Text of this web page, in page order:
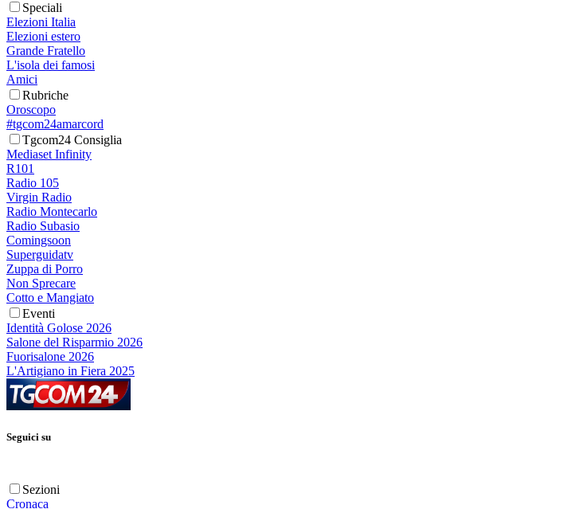
Speciali
Elezioni Italia
Elezioni estero
Grande Fratello
L'isola dei famosi
Amici
Rubriche
Oroscopo
#tgcom24amarcord
Tgcom24 Consiglia
Mediaset Infinity
R101
Radio 105
Virgin Radio
Radio Montecarlo
Radio Subasio
Comingsoon
Superguidatv
Zuppa di Porro
Non Sprecare
Cotto e Mangiato
Eventi
Identità Golose 2026
Salone del Risparmio 2026
Fuorisalone 2026
L'Artigiano in Fiera 2025
Seguici su
Sezioni
Cronaca